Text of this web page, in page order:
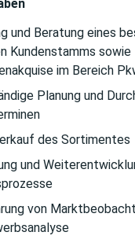
und Beratung eines
Kundenstamms sowie
im Bereich
Planung und
des Sortimentes
und
von